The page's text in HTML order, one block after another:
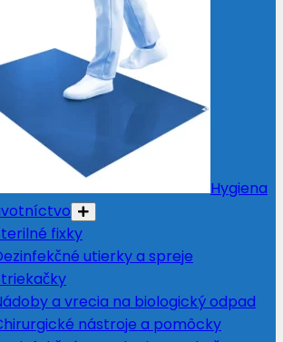
Hygiena
fixky
utierky a spreje
a vrecia na biologický odpad
nástroje a pomôcky